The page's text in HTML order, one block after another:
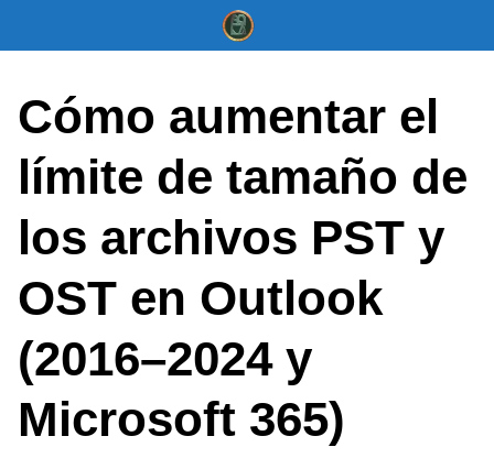
Cómo aumentar el
límite de tamaño de
los archivos PST y
OST en Outlook
(2016–2024 y
Microsoft 365)